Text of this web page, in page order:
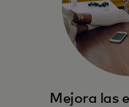
Mejora las